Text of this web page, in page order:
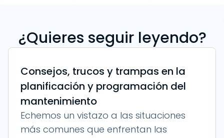
¿Quieres seguir leyendo?
Consejos, trucos y trampas en la
planificación y programación del
mantenimiento
Echemos un vistazo a las situaciones
más comunes que enfrentan las